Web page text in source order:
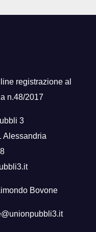
registrazione al
n.48/2017
3
Alessandria
Bovone